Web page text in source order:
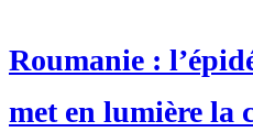
Roumanie :
met en lumière la